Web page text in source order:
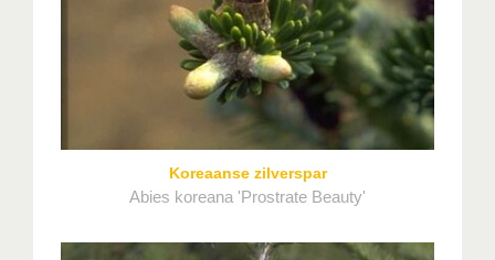
Koreaanse zilverspar
Abies koreana 'Prostrate Beauty'